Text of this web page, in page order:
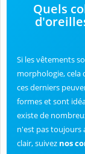
Quels
Si les vêtements
morphologie, cela
ces derniers
formes et sont
existe de
n'est pas toujours
clair, suivez nos